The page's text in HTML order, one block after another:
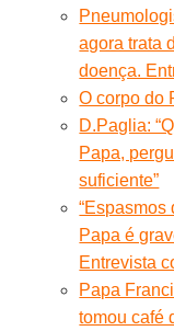
agora trata
doença.
O corpo do
D.Paglia:
Papa,
suficiente”
“Espasmos
Papa é
Entrevista
Papa
tomou café